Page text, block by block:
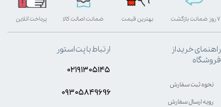
بهترین قیمت پرداخت آنلاین ۷ روز ضمانت بازگشت ضمانت اصالت کالا
راهنمای خرید از
فروشگاه
نحوه ثبت سفارش
رویه ارسال سفارش
ارتباط با پت استور
۰۲۱۹۱۳۰۵۱۴۵
۰۹۳۰۵8۴9696